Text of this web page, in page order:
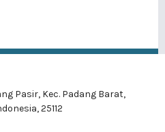
Pasir, Kec. Padang Barat,
25112